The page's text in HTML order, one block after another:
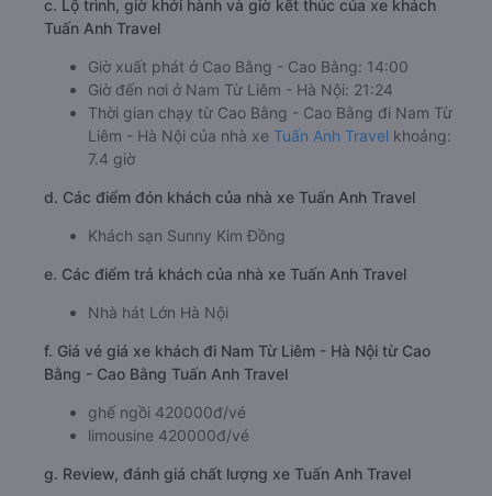
c. Lộ trình, giờ khởi hành và giờ kết thúc của xe khách
Tuấn Anh Travel
Giờ xuất phát ở Cao Bằng - Cao Bằng: 14:00
Giờ đến nơi ở Nam Từ Liêm - Hà Nội: 21:24
Thời gian chạy từ Cao Bằng - Cao Bằng đi Nam Từ
Liêm - Hà Nội của nhà xe Tuấn Anh Travel khoảng:
7.4 giờ
d. Các điểm đón khách của nhà xe Tuấn Anh Travel
Khách sạn Sunny Kim Đồng
e. Các điểm trả khách của nhà xe Tuấn Anh Travel
Nhà hát Lớn Hà Nội
f. Giá vé giá xe khách đi Nam Từ Liêm - Hà Nội từ Cao
Bằng - Cao Bằng Tuấn Anh Travel
ghế ngồi 420000đ/vé
limousine 420000đ/vé
g. Review, đánh giá chất lượng xe Tuấn Anh Travel